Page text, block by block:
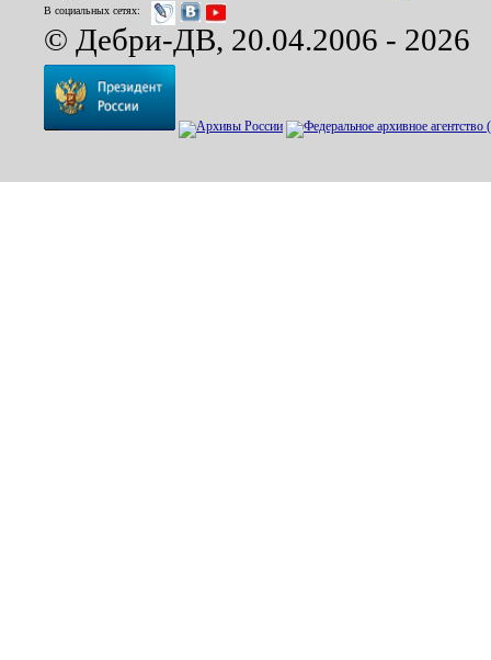
В социальных сетях:
© Дебри-ДВ, 20.04.2006 - 2026